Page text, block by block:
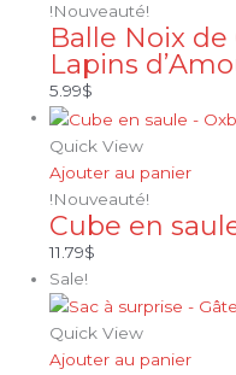
!Nouveauté!
Balle Noix de
Lapins
5.99$
Quick View
Ajouter au panier
!Nouveauté!
Cube en
11.79$
Sale!
Quick View
Ajouter au panier